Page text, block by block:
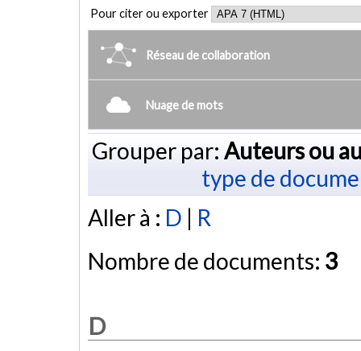
Pour citer ou exporter
Réseau de collaboration
Nuage de mots
Grouper par: Auteurs ou
type de
Aller à : D | R
Nombre de documents: 3
D